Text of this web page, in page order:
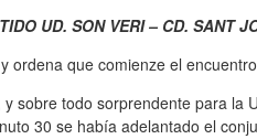
UD. SON VERI – CD.
ordena que comienze el
sobre todo sorprendente para la
30 se había adelantado el